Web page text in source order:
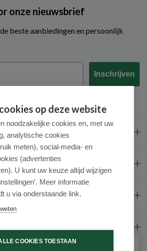
onze nieuwsbrief
beste aanbiedingen en persoonlijk
Inschrijven
op deze website
noodzakelijke cookies en, met uw
analytische cookies
meten), social-media- en
(advertenties
U kunt uw keuze altijd wijzigen
Meer informatie
u via onderstaande link.
COOKIES TOESTAAN